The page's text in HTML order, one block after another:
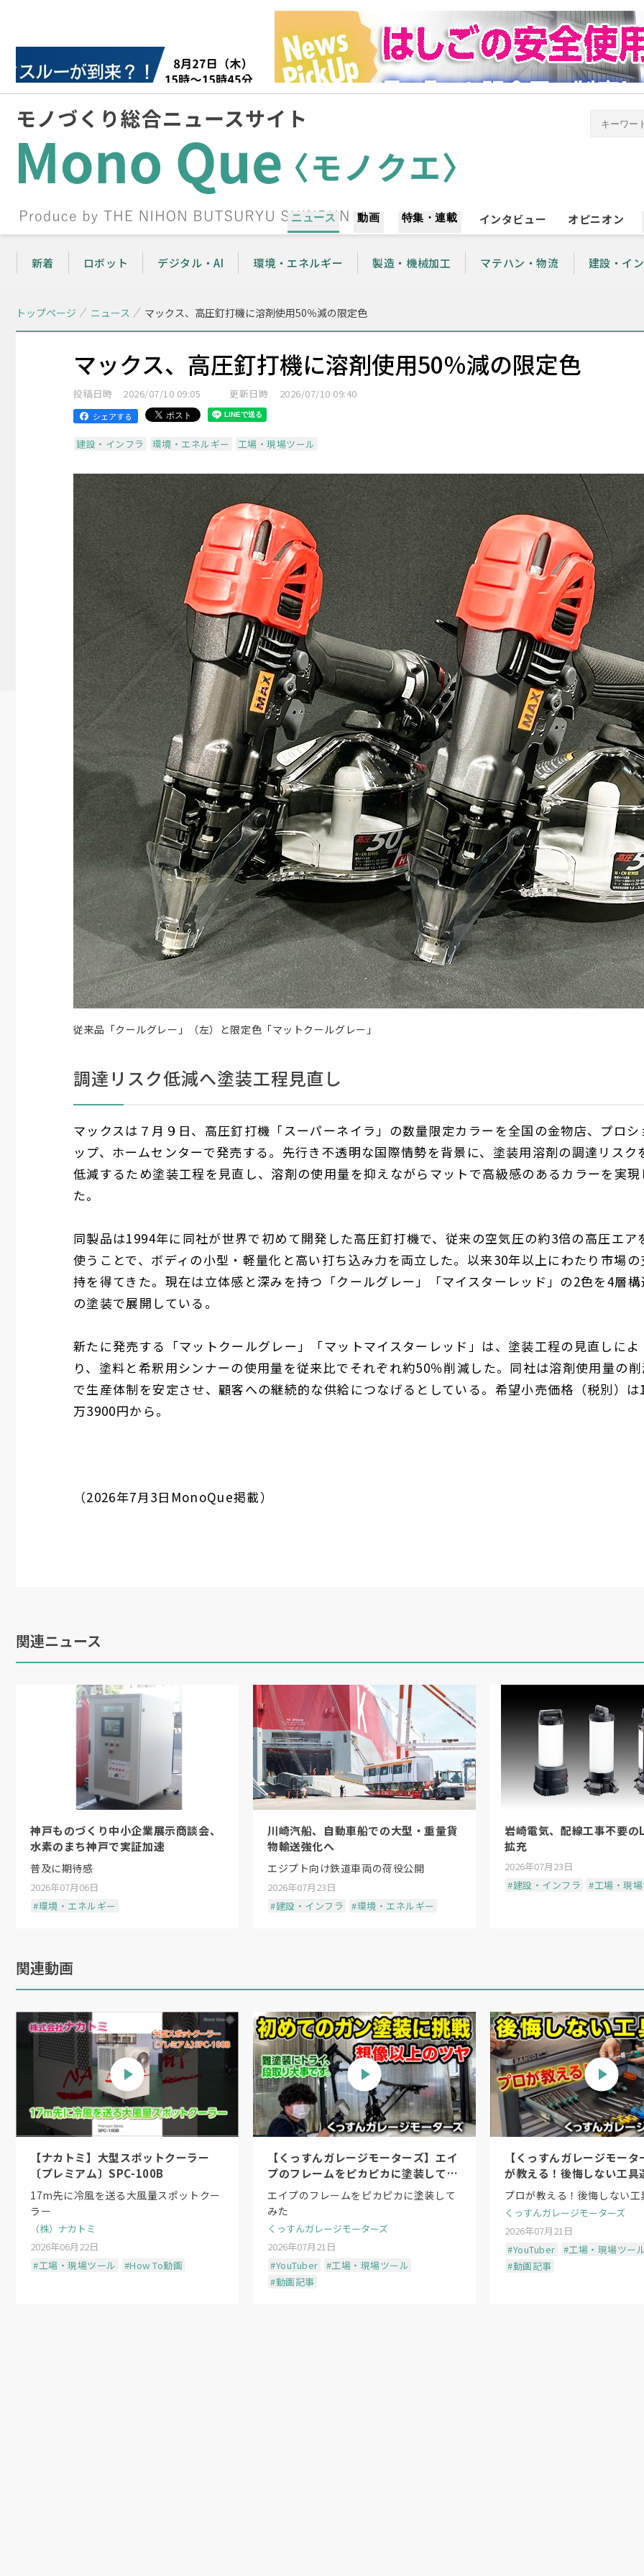
ニュース 動画 特集・連載 インタビュー オピニオン
新着 ロボット デジタル・AI 環境・エネルギー 製造・機械加工 マテハン・物流 建設・イ
トップページ ニュース マックス、高圧釘打機に溶剤使用50％減の限定色
マックス、高圧釘打機に溶剤使用50％減の限定色
投稿日時 2026/07/10 09:05 更新日時 2026/07/10 09:40
シェアする
建設・インフラ 環境・エネルギー 工場・現場ツール
従来品「クールグレー」（左）と限定色「マットクールグレー」
調達リスク低減へ塗装工程見直し
マックスは７月９日、高圧釘打機「スーパーネイラ」の数量限定カラーを全国の金物店、プロシ
ップ、ホームセンターで発売する。先行き不透明な国際情勢を背景に、塗装用溶剤の調達リスク
低減するため塗装工程を見直し、溶剤の使用量を抑えながらマットで高級感のあるカラーを実現
た。
同製品は1994年に同社が世界で初めて開発した高圧釘打機で、従来の空気圧の約3倍の高圧エア
使うことで、ボディの小型・軽量化と高い打ち込み力を両立した。以来30年以上にわたり市場の
持を得てきた。現在は立体感と深みを持つ「クールグレー」「マイスターレッド」の2色を4層
の塗装で展開している。
新たに発売する「マットクールグレー」「マットマイスターレッド」は、塗装工程の見直しによ
り、塗料と希釈用シンナーの使用量を従来比でそれぞれ約50％削減した。同社は溶剤使用量の
で生産体制を安定させ、顧客への継続的な供給につなげるとしている。希望小売価格（税別）は
万3900円から。
（2026年7月3日MonoQue掲載）
関連ニュース
神戸ものづくり中小企業展示商談会、
水素のまち神戸で実証加速
普及に期待感
2026年07月06日
#環境・エネルギー
川崎汽船、自動車船での大型・重量貨
物輸送強化へ
エジプト向け鉄道車両の荷役公開
2026年07月23日
#建設・インフラ
#環境・エネルギー
岩崎電気、配線工事不要の
拡充
2026年07月23日
#建設・インフラ
#工場・現
関連動画
【ナカトミ】大型スポットクーラー
〔プレミアム〕SPC-100B
17m先に冷風を送る大風量スポットクー
ラー
（株）ナカトミ
2026年06月22日
#工場・現場ツール
#How To動画
【くっすんガレージモーターズ】エイ
プのフレームをピカピカに塗装してみ
た
エイプのフレームをピカピカに塗装して
みた
くっすんガレージモーターズ
2026年07月21日
#YouTuber
#工場・現場ツール
#動画記事
【くっすんガレージモー
が教える！後悔しない工具
プロが教える！後悔しない工
くっすんガレージモーターズ
2026年07月21日
#YouTuber
#工場・現場ツー
#動画記事